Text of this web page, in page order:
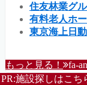
住友林業グ
有料老人ホ
東京海上日
もっと見る！ fa-
PR:施設探しはこち